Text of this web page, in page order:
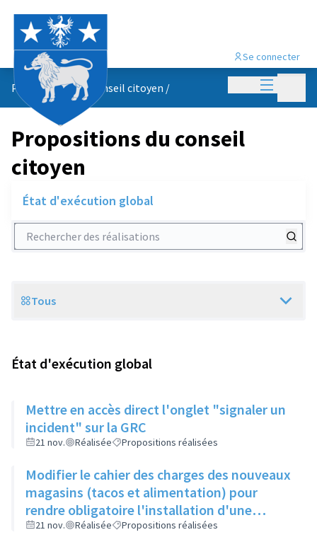
Menu
Se connecter
Propositions du conseil citoyen /
Propositions du conseil
citoyen
État d'exécution global
Rechercher des réalisations
Scope
Tous
État d'exécution global
Mettre en accès direct l'onglet "signaler un
incident" sur la GRC
21 nov. Réalisée Propositions réalisées
Modifier le cahier des charges des nouveaux
magasins (tacos et alimentation) pour
rendre obligatoire l'installation d'une
poubelle de taille suffisante, son vidage et le
21 nov. Réalisée Propositions réalisées